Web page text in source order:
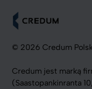
© 2026 Credum
Credum jest marką
(Saastopankinranta